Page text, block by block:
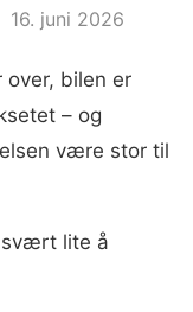
16. juni 2026
over, bilen er
– og
være stor til
svært lite å